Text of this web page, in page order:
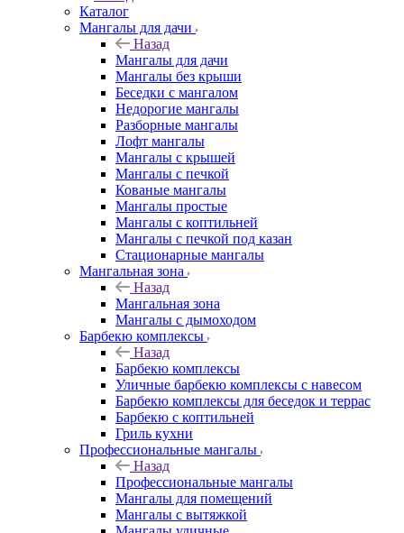
Каталог
Мангалы для дачи
Назад
Мангалы для дачи
Мангалы без крыши
Беседки с мангалом
Недорогие мангалы
Разборные мангалы
Лофт мангалы
Мангалы с крышей
Мангалы с печкой
Кованые мангалы
Мангалы простые
Мангалы с коптильней
Мангалы с печкой под казан
Стационарные мангалы
Мангальная зона
Назад
Мангальная зона
Мангалы с дымоходом
Барбекю комплексы
Назад
Барбекю комплексы
Уличные барбекю комплексы с навесом
Барбекю комплексы для беседок и террас
Барбекю с коптильней
Гриль кухни
Профессиональные мангалы
Назад
Профессиональные мангалы
Мангалы для помещений
Мангалы с вытяжкой